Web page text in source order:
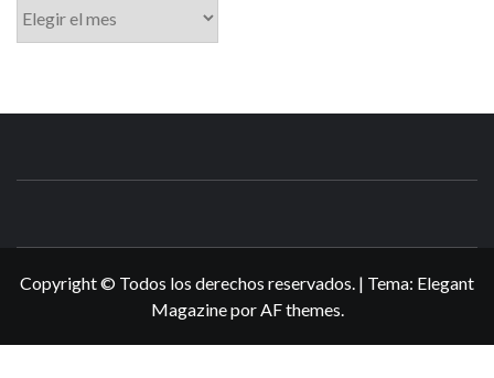
Copyright © Todos los derechos reservados. | Tema: Elegant
MagazineporAF themes.